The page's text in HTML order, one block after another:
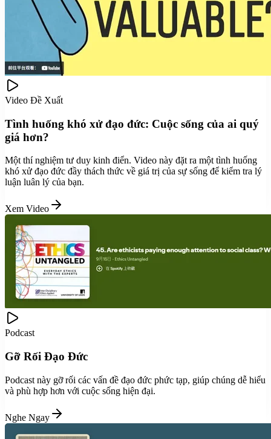
Video Đề Xuất
Tình huống khó xử đạo đức: Cuộc sống của ai quý
giá hơn?
Một thí nghiệm tư duy kinh điển. Video này đặt ra một tình huống
khó xử đạo đức đầy thách thức về giá trị của sự sống để kiểm tra lý
luận luân lý của bạn.
Xem Video
Podcast
Gỡ Rối Đạo Đức
Podcast này gỡ rối các vấn đề đạo đức phức tạp, giúp chúng dễ hiểu
và phù hợp hơn với cuộc sống hiện đại.
Nghe Ngay